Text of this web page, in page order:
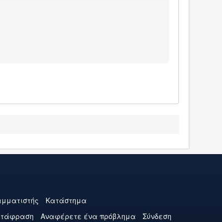
Κατάστημα
Αναφέρετε ένα πρόβλημα Σύνδεση